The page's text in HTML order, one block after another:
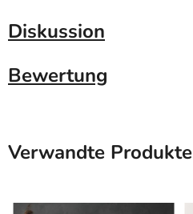
Diskussion
Bewertung
Verwandte Produkte